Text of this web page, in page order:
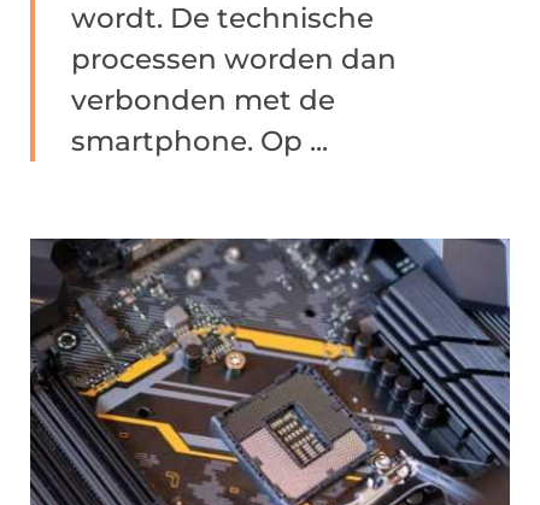
wordt. De technische
processen worden dan
verbonden met de
smartphone. Op ...